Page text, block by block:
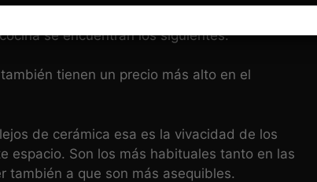
se encuentran los siguientes:
tienen un precio más alto en el
de cerámica esa es la vivacidad de los
espacio. Son los más habituales tanto en las
también a que son más asequibles.